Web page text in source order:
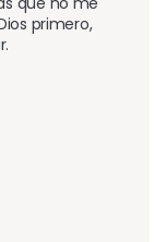
primero,